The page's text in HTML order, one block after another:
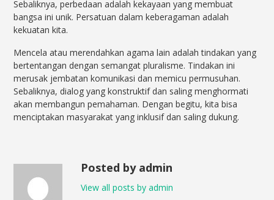
Sebaliknya, perbedaan adalah kekayaan yang membuat
bangsa ini unik. Persatuan dalam keberagaman adalah
kekuatan kita.
Mencela atau merendahkan agama lain adalah tindakan yang
bertentangan dengan semangat pluralisme. Tindakan ini
merusak jembatan komunikasi dan memicu permusuhan.
Sebaliknya, dialog yang konstruktif dan saling menghormati
akan membangun pemahaman. Dengan begitu, kita bisa
menciptakan masyarakat yang inklusif dan saling dukung.
Posted by admin
View all posts by admin